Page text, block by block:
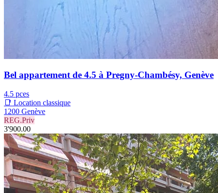
Bel appartement de 4.5 à Pregny-Chambésy, Genève
4.5 pces
📑 Location classique
1200 Genève
REG.Priv
3'900.00